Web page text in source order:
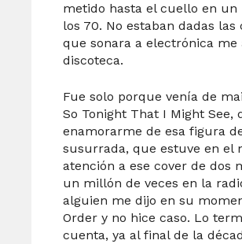
metido hasta el cuello en un
los 70. No estaban dadas
que sonara a electrónica
discoteca.
Fue solo porque venía de
So Tonight That I Might See,
enamorarme de esa figura
susurrada, que estuve en el
atención a ese cover de dos
un millón de veces en la
alguien me dijo en su
Order y no hice caso. Lo
cuenta, ya al final de la